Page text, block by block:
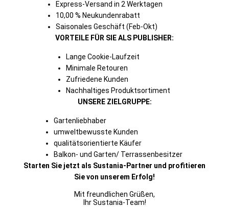
Express-Versand in 2 Werktagen
10,00 % Neukundenrabatt
Saisonales Geschäft (Feb-Okt)
VORTEILE FÜR SIE ALS PUBLISHER:
Lange Cookie-Laufzeit
Minimale Retouren
Zufriedene Kunden
Nachhaltiges Produktsortiment
UNSERE ZIELGRUPPE:
Gartenliebhaber
umweltbewusste Kunden
qualitätsorientierte Käufer
Balkon- und Garten/ Terrassenbesitzer
Starten Sie jetzt als Sustania-Partner und profitieren
Sie von unserem Erfolg!
Mit freundlichen Grüßen,
Ihr Sustania-Team!